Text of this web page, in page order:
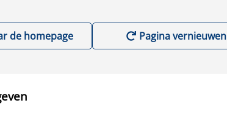
de homepage Pagina vernieuwen